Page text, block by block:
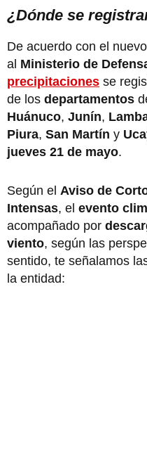
¿Dónde se
De acuerdo con el
al Ministerio de
precipitaciones se
de los departamentos
Huánuco, Junín,
Piura, San Martín y
jueves 21 de mayo.
Según el Aviso de
Intensas, el evento
acompañado por
viento, según las
sentido, te señalamos
la entidad: